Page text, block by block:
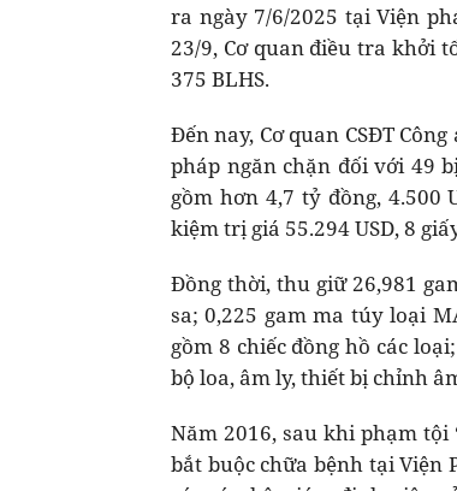
ra ngày 7/6/2025 tại Viện
23/9, Cơ quan điều tra khởi
375 BLHS.
Đến nay, Cơ quan CSĐT
pháp ngăn chặn đối với 49
gồm hơn 4,7 tỷ đồng, 4.500
kiệm trị giá 55.294 USD, 8
Đồng thời, thu giữ 26,981
sa; 0,225 gam ma túy loại
gồm 8 chiếc đồng hồ các
bộ loa, âm ly, thiết bị chỉnh
Năm 2016, sau khi phạm
bắt buộc chữa bệnh tại Viện